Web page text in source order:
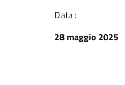
Data :
28 maggio 2025